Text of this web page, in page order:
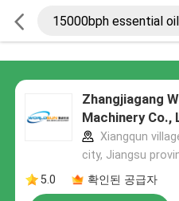
Zhangjiagang
Machinery Co.,
Xiangqun
city, Jiangsu
5.0
확인된 공급자